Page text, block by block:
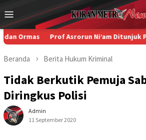
ke
konten
Menu
Mobile
Prof Asrorun Ni’am Ditunjuk Pimpin
Beranda Berita Hukum Kriminal
Tidak Berkutik Pemuja
Diringkus Polisi
Admin
11 September 2020